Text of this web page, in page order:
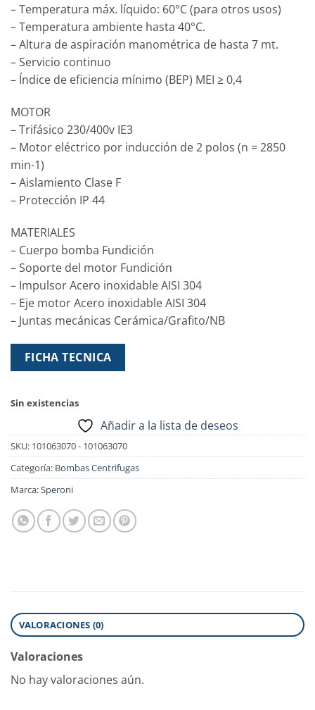
– Temperatura máx. líquido: 60°C (para otros usos)
– Temperatura ambiente hasta 40°C.
– Altura de aspiración manométrica de hasta 7 mt.
– Servicio continuo
– Índice de eficiencia mínimo (BEP) MEI ≥ 0,4
MOTOR
– Trifásico 230/400v IE3
– Motor eléctrico por inducción de 2 polos (n = 2850
min-1)
– Aislamiento Clase F
– Protección IP 44
MATERIALES
– Cuerpo bomba Fundición
– Soporte del motor Fundición
– Impulsor Acero inoxidable AISI 304
– Eje motor Acero inoxidable AISI 304
– Juntas mecánicas Cerámica/Grafito/NB
FICHA TECNICA
Sin existencias
Añadir a la lista de deseos
SKU: 101063070 - 101063070
Categoría: Bombas Centrifugas
Marca:Speroni
VALORACIONES (0)
Valoraciones
No hay valoraciones aún.